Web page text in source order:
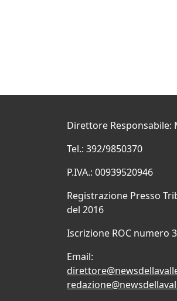
Direttore Responsabile:
Tel.: 392/9850370
P.IVA.: 00939520946
Registrazione Presso
del 2016
Iscrizione ROC numero
Email: